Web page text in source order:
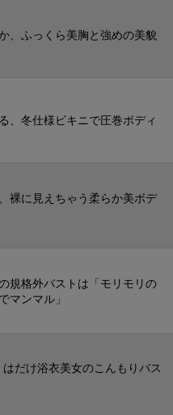
、ふっくら美胸と強めの美貌
、冬仕様ビキニで圧巻ボディ
裸に見えちゃう柔らか美ボデ
規格外バストは「モリモリの
マンマル」
だけ浴衣美女のこんもりバス